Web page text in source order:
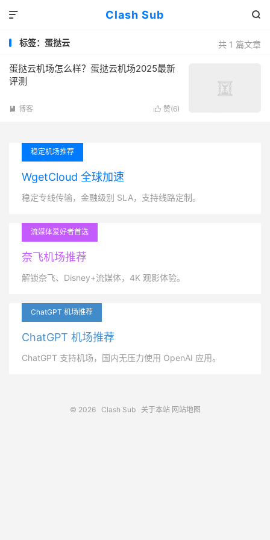
Clash Sub 

共 1 篇文章
标签：蛋挞云
蛋挞云机场怎么样？蛋挞云机场2025最新
评测
 赞(6)
 博客
稳定机场推荐
WgetCloud 全球加速
稳定专线传输，金融级别 SLA，支持线路定制。
流媒体爱好者首选
奈飞机场推荐
解锁奈飞、Disney+流媒体，4K 观影体验。
ChatGPT 机场推荐
ChatGPT 机场推荐
ChatGPT 支持机场，国内无压力使用 OpenAI 应用。
© 2026 Clash Sub 关于本站 网站地图